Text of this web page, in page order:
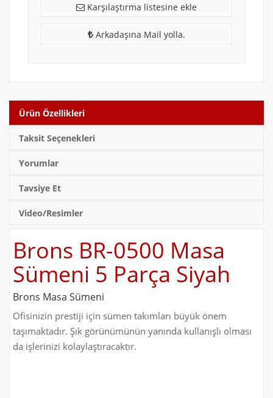
Karşılaştırma listesine ekle
Arkadaşına Mail yolla.
Ürün Özellikleri
Taksit Seçenekleri
Yorumlar
Tavsiye Et
Video/Resimler
Brons BR-0500 Masa
Sümeni 5 Parça Siyah
Brons Masa Sümeni
Ofisinizin prestiji için sümen takımları büyük önem
taşımaktadır. Şık görünümünün yanında kullanışlı olması
da işlerinizi kolaylaştıracaktır.